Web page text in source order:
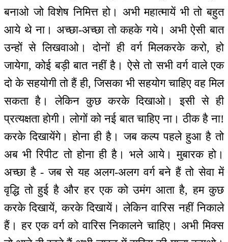
बनाओ जो विशेष निमित्त हो। अभी महात्मायें भी तो बहुत
आये थे ना। अच्छा-अच्छा तो कहके गये। अभी ऐसी बात
उन्हों से लिखवाओ। दोनों ही वर्ग मिलकरके करो, हो
जायेगा, कोई बड़ी बात नहीं है। ऐसे तो सभी वर्ग वाले एक
दो के सहयोगी तो हैं ही, जिसका भी सहयोग चाहिए वह मिल
सकता है। लेकिन कुछ करके दिखाओ। इसी से ही
प्रत्यक्षता होगी। लोगों को नई बात चाहिए ना। ठीक है ना!
करके दिखायेंगे। होना ही है। जब कल्प पहले हुआ है तो
अब भी रिपीट तो होना ही है। भले आये। मुबारक हो।
अच्छा है - जब से यह अलग-अलग वर्ग बने हैं तो सेवा में
वृद्धि तो हुई है और हर एक को उमंग आता है, हम कुछ
करके दिखायें, करके दिखायें। लेकिन वारिस नहीं निकाले
हैं। हर एक वर्ग को वारिस निकालने चाहिए। अभी मिक्स